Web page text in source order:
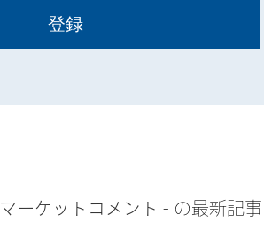
マーケットコメント - の最新記事